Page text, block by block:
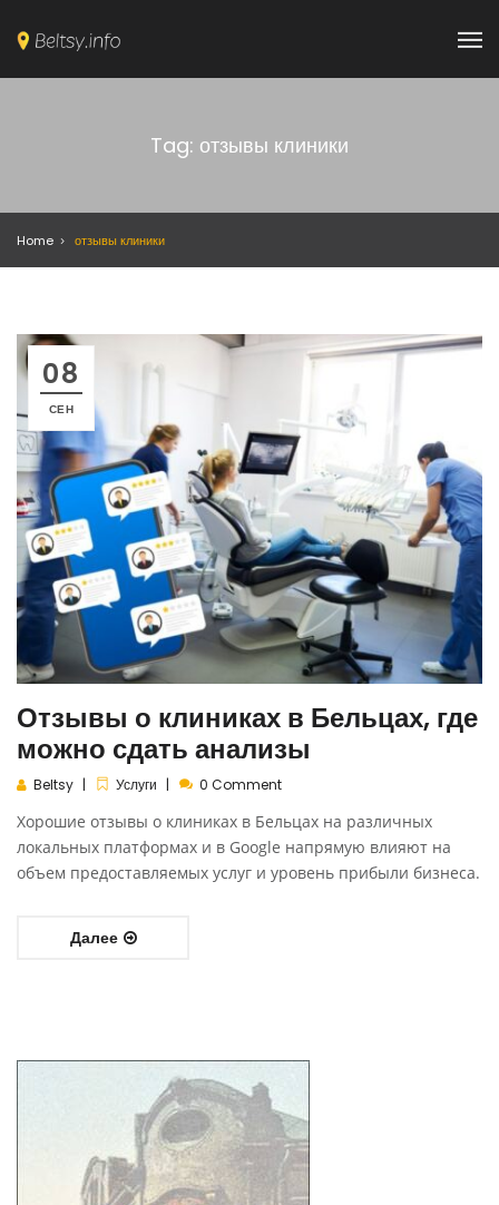
Tag: отзывы клиники
Home отзывы клиники
08
СЕН
Отзывы о клиниках в Бельцах, где
можно сдать анализы
Beltsy Услуги 0 Comment
Хорошие отзывы о клиниках в Бельцах на различных
локальных платформах и в Google напрямую влияют на
объем предоставляемых услуг и уровень прибыли бизнеса.
Далее